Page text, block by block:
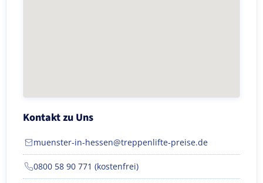
Kontakt zu Uns
muenster-in-hessen@treppenlifte-preise.de
0800 58 90 771 (kostenfrei)